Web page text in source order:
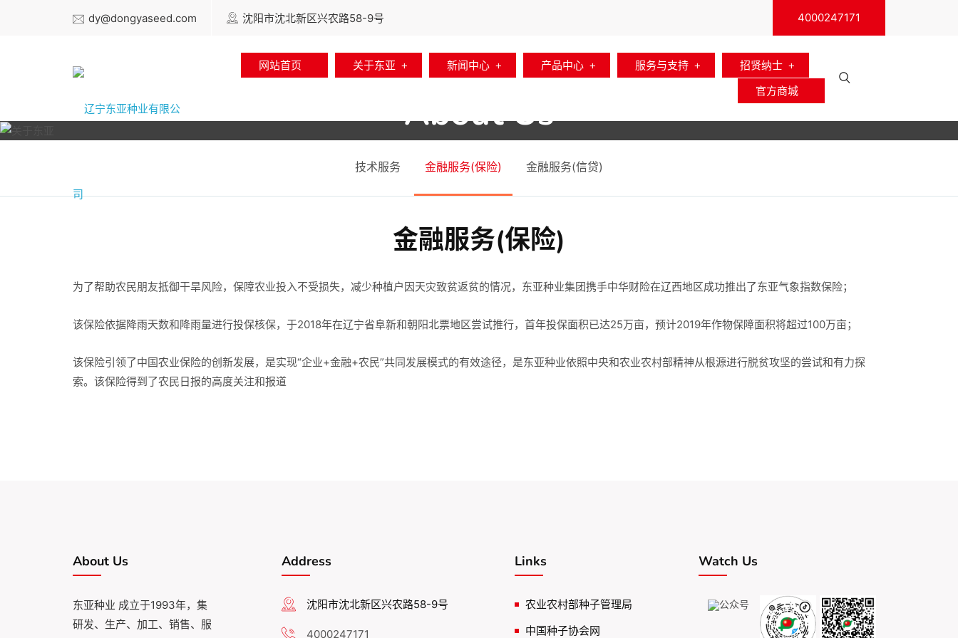
dy@dongyaseed.com 沈阳市沈北新区兴农路58-9号 4000247171
网站首页 关于东亚 新闻中心 产品中心 服务与支持 招贤纳士
官方商城
About Us
首页 关于东亚 营销服务 金融服务(保险)
技术服务 金融服务(保险) 金融服务(信贷)
金融服务(保险)
为了帮助农民朋友抵御干旱风险，保障农业投入不受损失，减少种植户因天灾致贫返贫的情况，东亚种业集团携手中华财险在辽西地区成功推出了东亚气象指数保险；
该保险依据降雨天数和降雨量进行投保核保，于2018年在辽宁省阜新和朝阳北票地区尝试推行，首年投保面积已达25万亩，预计2019年作物保障面积将超过100万亩；
该保险引领了中国农业保险的创新发展，是实现“企业+金融+农民”共同发展模式的有效途径，是东亚种业依照中央和农业农村部精神从根源进行脱贫攻坚的尝试和有力探
索。该保险得到了农民日报的高度关注和报道
About Us
东亚种业 成立于1993年，集
研发、生产、加工、销售、服
Address
沈阳市沈北新区兴农路58-9号
4000247171
Links
农业农村部种子管理局
中国种子协会网
Watch Us
公众号